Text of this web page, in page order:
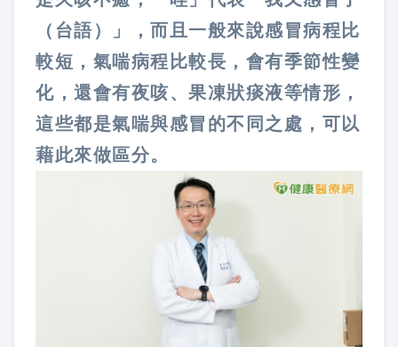
（台語）」，而且一般來說感冒病程比
較短，氣喘病程比較長，會有季節性變
化，還會有夜咳、果凍狀痰液等情形，
這些都是氣喘與感冒的不同之處，可以
藉此來做區分。